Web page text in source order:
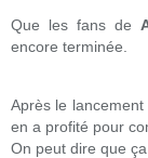
Que les fans de
encore terminée.
Après le
en a profité pour
On peut dire que